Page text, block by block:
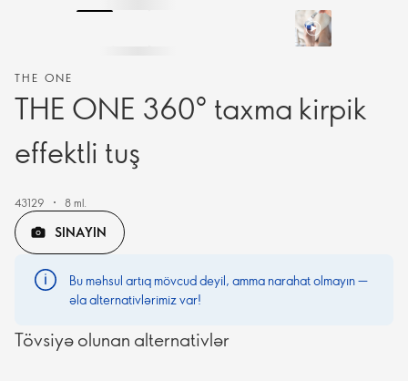
THE ONE
THE ONE 360° taxma kirpik
effektli tuş
43129 8 ml.
SINAYIN
Bu məhsul artıq mövcud deyil, amma narahat olmayın —
əla alternativlərimiz var!
Tövsiyə olunan alternativlər